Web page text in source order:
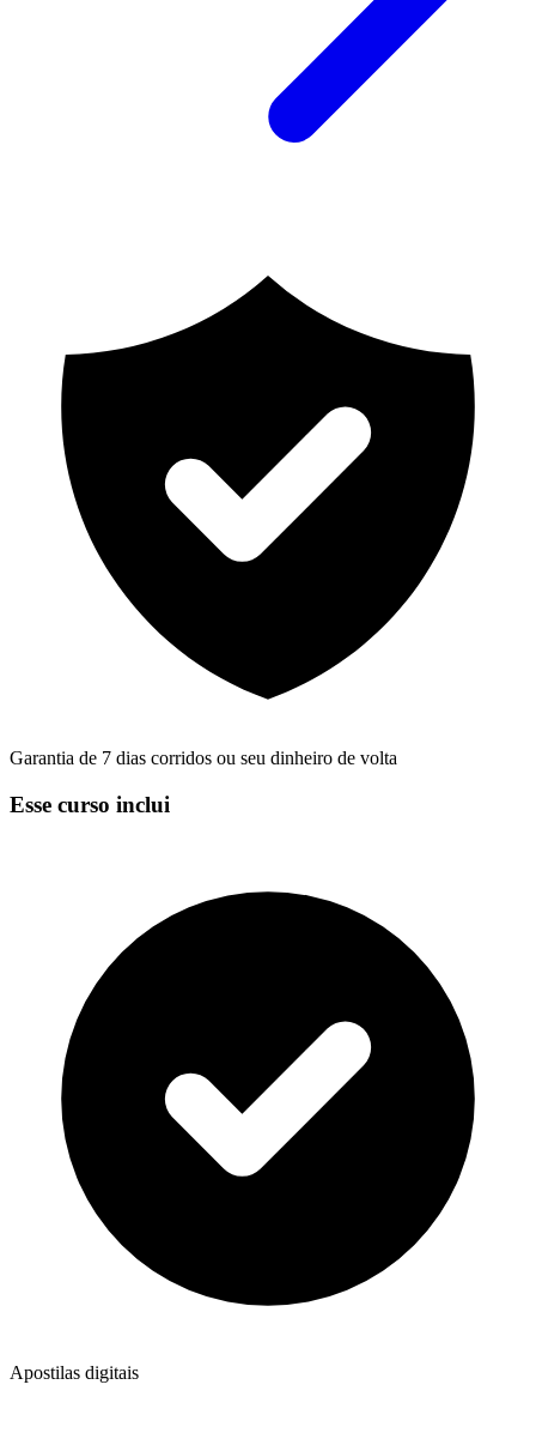
Garantia de 7 dias corridos ou seu dinheiro de volta
Esse curso inclui
Apostilas digitais